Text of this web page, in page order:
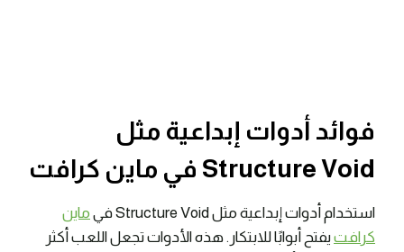
فوائد أدوات إبداعية مثل
Structure Void في ماين كرافت
استخدام أدوات إبداعية مثل Structure Void في
ماين
كرافتيفتح أبوابًا للابتكار. هذه الأدوات تجعل اللعب أكثر